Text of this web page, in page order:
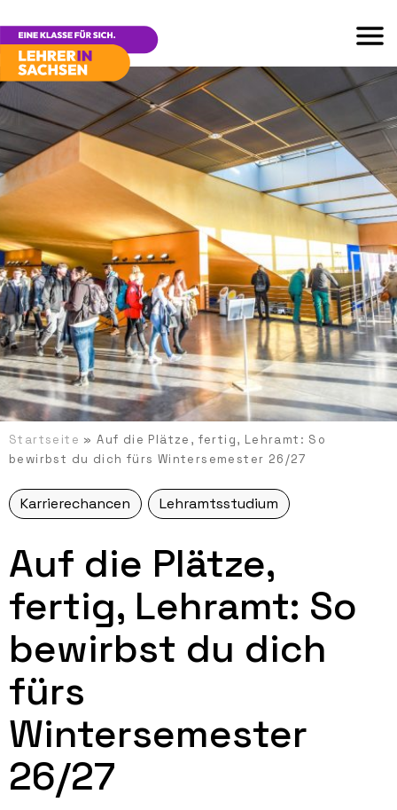
Startseite »Auf die Plätze, fertig, Lehramt: So
bewirbst du dich fürs Wintersemester 26/27
Karrierechancen Lehramtsstudium
Auf die Plätze,
fertig, Lehramt: So
bewirbst du dich
fürs
Wintersemester
26/27